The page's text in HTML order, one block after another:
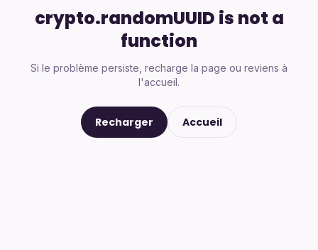
crypto.randomUUID is not a
function
Si le problème persiste, recharge la page ou reviens à
l'accueil.
Recharger Accueil